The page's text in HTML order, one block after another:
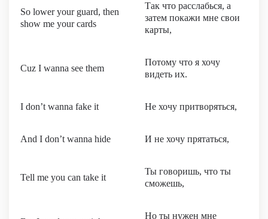
So lower your guard, then
show me your cards
Так что расслабься, а
затем покажи мне свои
карты,
Cuz I wanna see them
Потому что я хочу
видеть их.
I don’t wanna fake it Не хочу притворяться,
And I don’t wanna hide И не хочу прятаться,
Tell me you can take it
Ты говоришь, что ты
сможешь,
Но ты нужен мне